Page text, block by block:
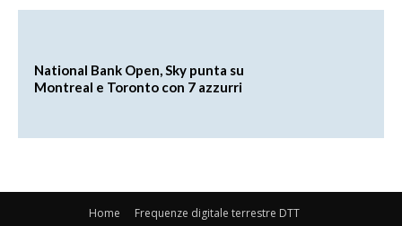
National Bank Open, Sky punta su
Montreal e Toronto con 7 azzurri
Home
Frequenze digitale terrestre DTT